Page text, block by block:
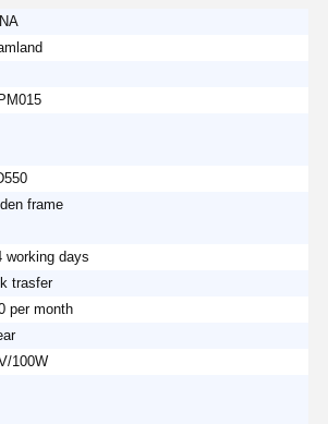
frame
working days
trasfer
per month
100W